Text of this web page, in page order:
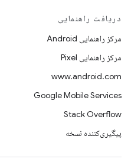
دریافت راهنمایی
مرکز راهنمایی Android
مرکز راهنمایی Pixel
www.android.com
Google Mobile Services
Stack Overflow
پیگیری‌کننده نسخه